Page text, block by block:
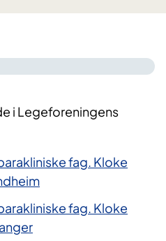
i Legeforeningens
fag. Kloke
fag. Kloke